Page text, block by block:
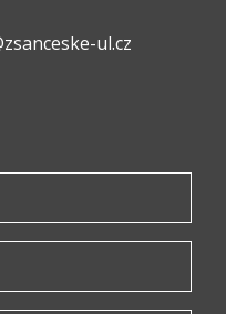
ul.cz